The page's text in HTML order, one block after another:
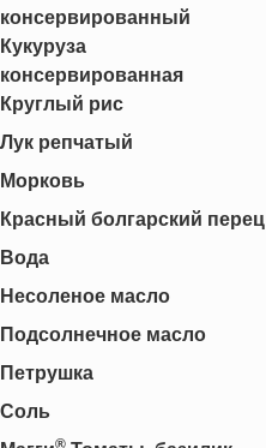
консервированный
Кукуруза
консервированная
Круглый рис
Лук репчатый
Морковь
Красный болгарский перец
Вода
Несоленое масло
Подсолнечное масло
Петрушка
Соль
®